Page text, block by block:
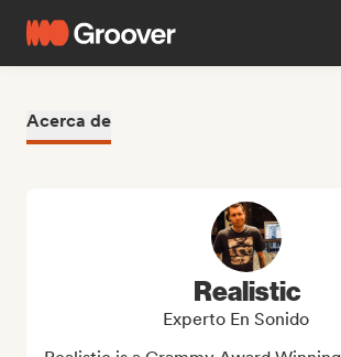
Acerca de
Realistic
Experto En Sonido